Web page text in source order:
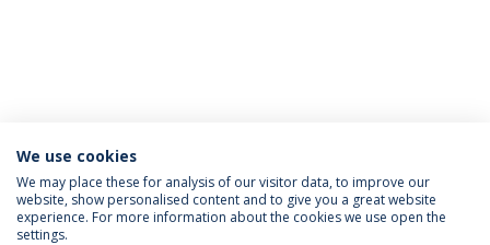
Política de Privacidade
Termos & Condições
Direitos do Titular dos Dados
We use cookies
We may place these for analysis of our visitor data, to improve our
website, show personalised content and to give you a great website
experience. For more information about the cookies we use open the
settings.